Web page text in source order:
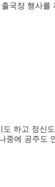
국장 행사를
하고 정신
중에 공주도